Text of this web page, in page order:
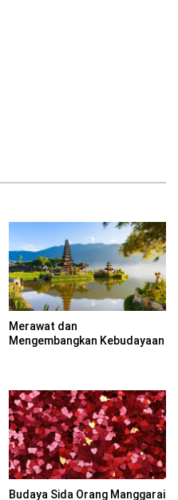
Merawat dan
Mengembangkan Kebudayaan
Budaya Sida Orang Manggarai